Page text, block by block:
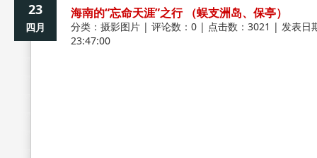
23
四月
海南的“忘命天涯”之行 （蜈支洲岛、保亭）
分类： 摄影图片 | 评论数：0 | 点击数：3021 | 发表日
23:47:00